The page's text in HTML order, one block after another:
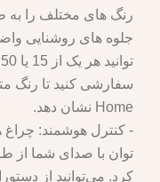
رنگ های مختلف را به
جلوه های روشنایی
Home نشان دهد.
توان با صدای شما از
کرد. می‌توانید از